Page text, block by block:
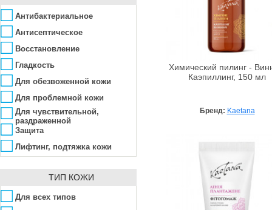
Dr. Spiller
Dr.Ceuracle
Effiderm
Elizavecca
Ella Bache
Embryolisse
Freihaut
Fresh Look
Geomar
GIGI Cosmetic
Grace Cole
Пептиды
Полимеры
Пробиотик
Прополис
Пчелиный воск
Ретинол
Рисовый экстракт
Салициловая кислота
Сера
Соль Мертвого моря
Стволовые клетки
ТСА
Антибактериальное
Антисептическое
Восстановление
Гладкость
Для обезвоженной кожи
Для проблемной кожи
Для чувствительной,
раздраженной
Защита
Лифтинг, подтяжка кожи
Обновление
Омоложение
ТИП КОЖИ
Для всех типов
Химический пилинг -
Каэпиллинг, 150 мл
Бренд: Kaetana